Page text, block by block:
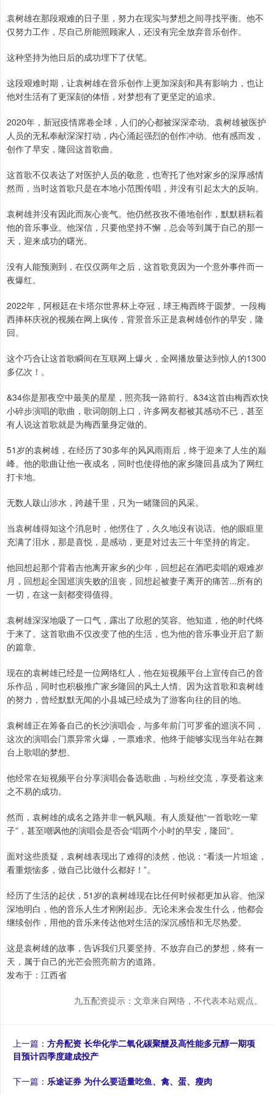
袁树雄在那段艰难的日子里，努力在现实与梦想之间寻找平衡。他不
仅努力工作，尽自己所能照顾家人，还没有完全放弃音乐创作。
这种坚持为他日后的成功埋下了伏笔。
这段艰难时期，让袁树雄在音乐创作上更加深刻和具有影响力，也让
他对生活有了更深刻的体悟，对梦想有了更坚定的追求。
2020年，新冠疫情席卷全球，人们的心都被深深牵动。袁树雄被医护
人员的无私奉献深深打动，内心涌起强烈的创作冲动。他有感而发，
创作了早安，隆回这首歌曲。
这首歌不仅表达了对医护人员的敬意，也寄托了他对家乡的深厚感情
然而，当时这首歌只是在本地小范围传唱，并没有引起太大的反响。
袁树雄并没有因此而灰心丧气。他仍然孜孜不倦地创作，默默耕耘着
他的音乐事业。他深信，只要他坚持不懈，总会等到属于自己的那一
天，迎来成功的曙光。
没有人能预测到，在仅仅两年之后，这首歌竟因为一个意外事件而一
夜爆红。
2022年，阿根廷在卡塔尔世界杯上夺冠，球王梅西终于圆梦。一段梅
西捧杯庆祝的视频在网上疯传，背景音乐正是袁树雄创作的早安，隆
回。
这个巧合让这首歌瞬间在互联网上爆火，全网播放量达到惊人的1300
多亿次！。
&34你是那夜空中最美的星星，照亮我一路前行。&34这首由梅西欢快
小碎步演唱的歌曲，歌词朗朗上口，许多网友都被其感动不已，甚至
有人说这首歌就是为梅西量身定做的。
51岁的袁树雄，在经历了30多年的风风雨雨后，终于迎来了人生的巅
峰。他的歌曲让他一夜成名，同时也使得他的家乡隆回县成为了网红
打卡地。
无数人跋山涉水，跨越千里，只为一睹隆回的风采。
当袁树雄得知这个消息时，他愣住了，久久地没有说话。他的眼眶里
充满了泪水，那是喜悦，是感动，更是对过去三十年坚持的肯定。
他回想起那个背着吉他离开家乡的少年，回想起在酒吧卖唱的艰难岁
月，回想起全国巡演失败的沮丧，回想起被妻子离开的痛苦...所有的
一切，在这一刻都变得值得。
袁树雄深深地吸了一口气，露出了欣慰的笑容。他知道，他的时代终
于来了。这首歌曲不仅改变了他的生活，也为他的音乐事业开启了新
的篇章。
现在的袁树雄已经是一位网络红人，他在短视频平台上宣传自己的音
乐作品，同时也积极推广家乡隆回的风土人情。因为这首歌和袁树雄
的努力，曾经默默无闻的小县城已经成为了游客向往的目的地。
袁树雄正在筹备自己的长沙演唱会，与多年前门可罗雀的巡演不同，
这次的演唱会门票异常火爆，一票难求。他终于能够实现当年站在舞
台上歌唱的梦想。
他经常在短视频平台分享演唱会备选歌曲，与粉丝交流，享受着这来
之不易的成功。
然而，袁树雄的成名之路并非一帆风顺。有人质疑他“一首歌吃一辈
子”，甚至嘲讽他的演唱会是否会“唱两个小时的早安，隆回”。
面对这些质疑，袁树雄表现出了难得的淡然，他说：“看淡一片坦途，
看重烦恼多，做自己比做什么都好！”。
经历了生活的起伏，51岁的袁树雄现在比任何时候都更加从容。他深
深地明白，他的音乐人生才刚刚起步。无论未来会发生什么，他都会
继续创作，用他的音乐来传达他对生活的深沉感悟和无尽热爱。
这是袁树雄的故事，告诉我们只要坚持、不放弃自己的梦想，终有一
天，属于自己的光芒会照亮前方的道路。
发布于：江西省
九五配资提示：文章来自网络，不代表本站观点。
上一篇： 方舟配资 长华化学二氧化碳聚醚及高性能多元醇一期项
目预计四季度建成投产
下一篇： 乐途证券 为什么要适量吃鱼、禽、蛋、瘦肉